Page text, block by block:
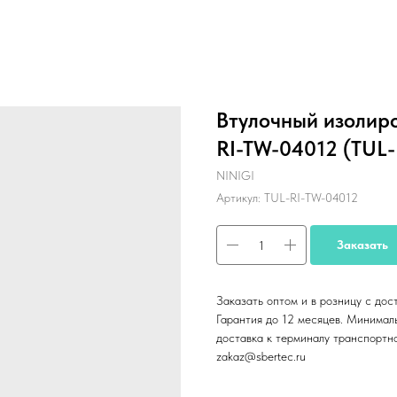
Втулочный
RI-TW-04012
NINIGI
Артикул: TUL-RI-TW-04012
Заказать
Заказать оптом и в розницу с
Гарантия до 12 месяцев.
доставка к терминалу
zakaz@sbertec.ru